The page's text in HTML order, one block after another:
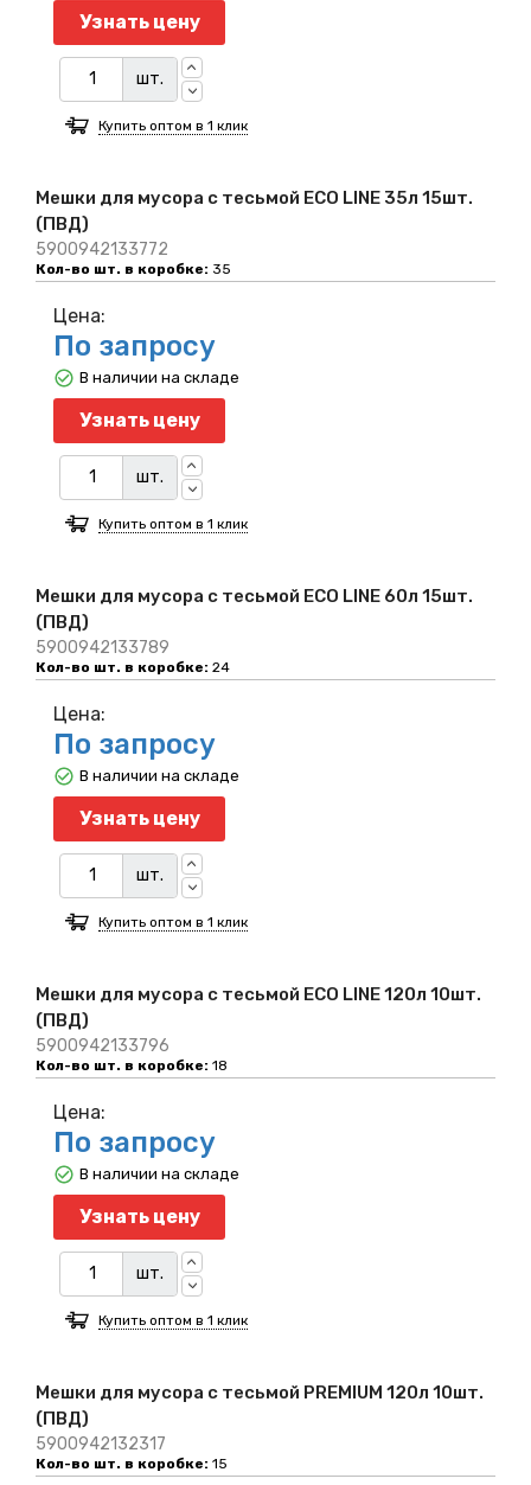
Мешки для мусора с тесьмой ECO LINE 35л 15шт.
(ПВД)
5900942133772
Кол-во шт. в коробке: 35
Узнать цену
шт.
Купить оптом в 1 клик
Мешки для мусора с тесьмой ECO LINE 60л 15шт.
(ПВД)
5900942133789
Кол-во шт. в коробке: 24
Цена:
По запросу
Узнать цену
шт.
В наличии на складе
Купить оптом в 1 клик
Мешки для мусора с тесьмой ECO LINE 120л 10шт.
(ПВД)
5900942133796
Кол-во шт. в коробке: 18
Цена:
По запросу
Узнать цену
шт.
В наличии на складе
Купить оптом в 1 клик
Мешки для мусора с тесьмой PREMIUM 120л 10шт.
(ПВД)
5900942132317
Кол-во шт. в коробке: 15
Цена:
По запросу
Узнать цену
шт.
В наличии на складе
Купить оптом в 1 клик